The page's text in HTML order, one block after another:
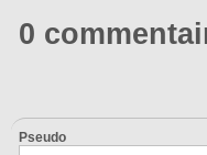
0
Pseudo